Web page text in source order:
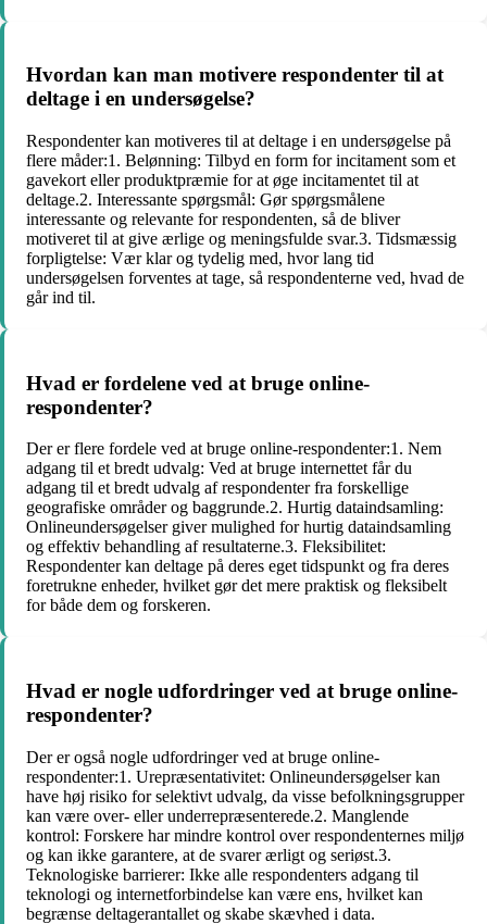
Hvordan kan man motivere respondenter til at
deltage i en undersøgelse?
Respondenter kan motiveres til at deltage i en undersøgelse på
flere måder:1. Belønning: Tilbyd en form for incitament som et
gavekort eller produktpræmie for at øge incitamentet til at
deltage.2. Interessante spørgsmål: Gør spørgsmålene
interessante og relevante for respondenten, så de bliver
motiveret til at give ærlige og meningsfulde svar.3. Tidsmæssig
forpligtelse: Vær klar og tydelig med, hvor lang tid
undersøgelsen forventes at tage, så respondenterne ved, hvad de
går ind til.
Hvad er fordelene ved at bruge online-
respondenter?
Der er flere fordele ved at bruge online-respondenter:1. Nem
adgang til et bredt udvalg: Ved at bruge internettet får du
adgang til et bredt udvalg af respondenter fra forskellige
geografiske områder og baggrunde.2. Hurtig dataindsamling:
Onlineundersøgelser giver mulighed for hurtig dataindsamling
og effektiv behandling af resultaterne.3. Fleksibilitet:
Respondenter kan deltage på deres eget tidspunkt og fra deres
foretrukne enheder, hvilket gør det mere praktisk og fleksibelt
for både dem og forskeren.
Hvad er nogle udfordringer ved at bruge online-
respondenter?
Der er også nogle udfordringer ved at bruge online-
respondenter:1. Urepræsentativitet: Onlineundersøgelser kan
have høj risiko for selektivt udvalg, da visse befolkningsgrupper
kan være over- eller underrepræsenterede.2. Manglende
kontrol: Forskere har mindre kontrol over respondenternes miljø
og kan ikke garantere, at de svarer ærligt og seriøst.3.
Teknologiske barrierer: Ikke alle respondenters adgang til
teknologi og internetforbindelse kan være ens, hvilket kan
begrænse deltagerantallet og skabe skævhed i data.